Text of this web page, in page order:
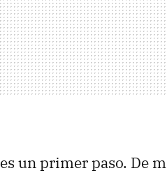
es un primer paso. De